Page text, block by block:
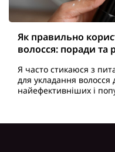
Як правильно
волосся: поради та
Я часто стикаюся з
для укладання волосся
найефективніших і